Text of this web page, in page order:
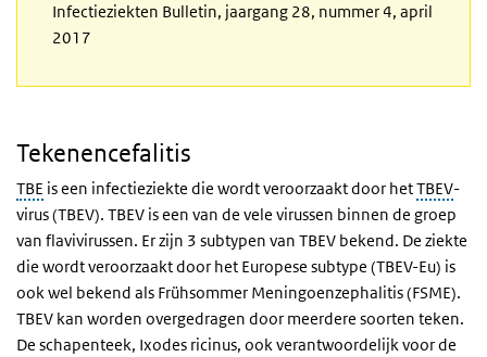
Infectieziekten Bulletin, jaargang 28, nummer 4, april
2017
Tekenencefalitis
TBE is een infectieziekte die wordt veroorzaakt door hetTBEV-
virus (TBEV). TBEV is een van de vele virussen binnen de groep
van flavivirussen. Er zijn 3 subtypen van TBEV bekend. De ziekte
die wordt veroorzaakt door het Europese subtype (TBEV-Eu) is
ook wel bekend als Frühsommer Meningoenzephalitis (FSME).
TBEV kan worden overgedragen door meerdere soorten teken.
De schapenteek, Ixodes ricinus, ook verantwoordelijk voor de